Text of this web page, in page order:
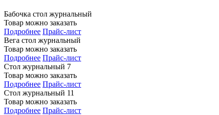
Бабочка стол журнальный
Товар можно заказать
Подробнее Прайс-лист
Вега стол журнальный
Товар можно заказать
Подробнее Прайс-лист
Стол журнальный 7
Товар можно заказать
Подробнее Прайс-лист
Стол журнальный 11
Товар можно заказать
Подробнее Прайс-лист